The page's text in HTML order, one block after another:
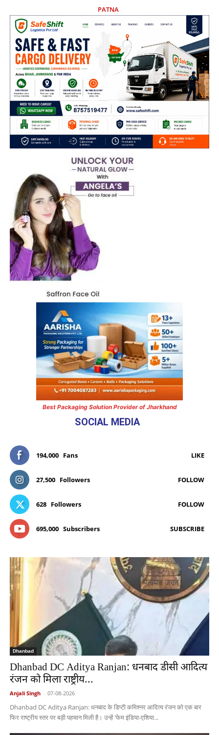
PATNA
Best Packaging Solution Provider of Jharkhand
SOCIAL MEDIA
194,000 Fans LIKE
27,500 Followers FOLLOW
628 Followers FOLLOW
695,000 Subscribers SUBSCRIBE
Dhanbad
Dhanbad DC Aditya Ranjan: धनबाद डीसी आदित्य
रंजन को मिला राष्ट्रीय...
Anjali Singh - 07-08-2026
Dhanbad DC Aditya Ranjan: धनबाद के डिप्टी कमिश्नर आदित्य रंजन को एक बार
फिर राष्ट्रीय स्तर पर बड़ी पहचान मिली है। उन्हें 'फेम इंडिया-एशिया...